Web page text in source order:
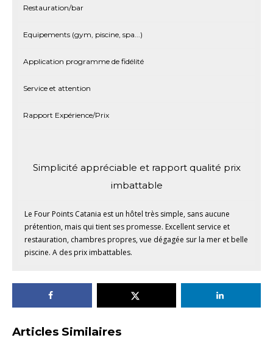
Restauration/bar
Equipements (gym, piscine, spa...)
Application programme de fidélité
Service et attention
Rapport Expérience/Prix
Simplicité appréciable et rapport qualité prix
imbattable
Le Four Points Catania est un hôtel très simple, sans aucune
prétention, mais qui tient ses promesse. Excellent service et
restauration, chambres propres, vue dégagée sur la mer et belle
piscine. A des prix imbattables.
Articles Similaires